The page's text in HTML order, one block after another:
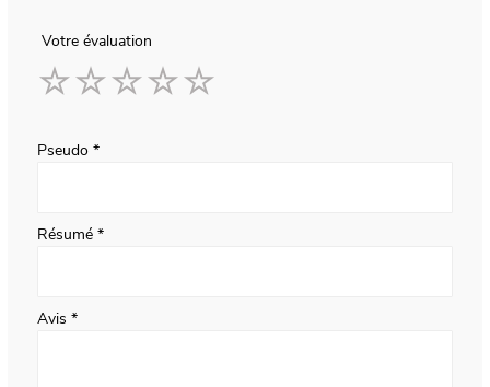
Votre évaluation
Pseudo
Résumé
Avis